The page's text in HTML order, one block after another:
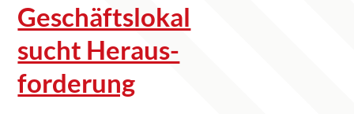
Geschäftslokal
sucht Heraus-
forderung